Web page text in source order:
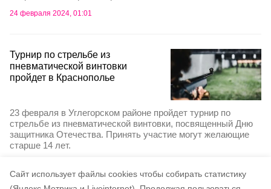
Cайт использует файлы cookies чтобы собирать статистику
24 февраля 2024, 01:01
Турнир по стрельбе из
пневматической винтовки
пройдет в Краснополье
23 февраля в Углегорском районе пройдет турнир по
стрельбе из пневматической винтовки, посвященный Дню
защитника Отечества. Принять участие могут желающие
старше 14 лет.